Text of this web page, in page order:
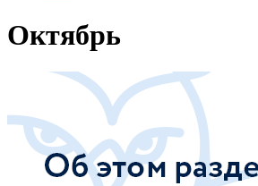
Октябрь